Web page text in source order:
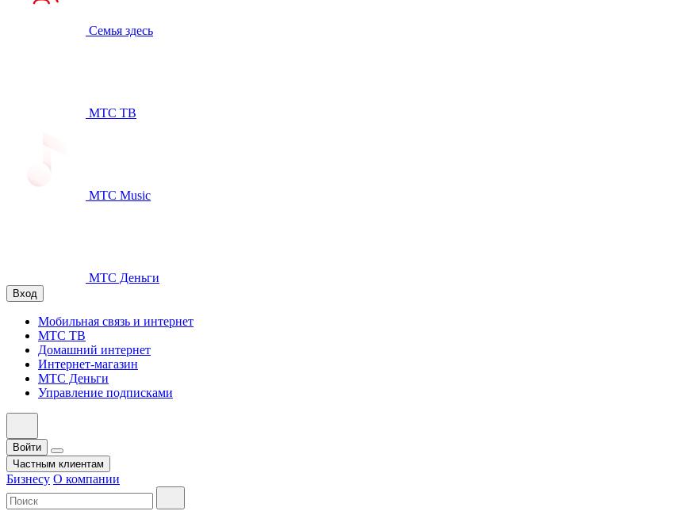
Семья здесь
МТС ТВ
МТС Music
МТС Деньги
Вход
Мобильная связь и интернет
МТС ТВ
Домашний интернет
Интернет-магазин
МТС Деньги
Управление подписками
Войти
Частным клиентам
Бизнесу О компании